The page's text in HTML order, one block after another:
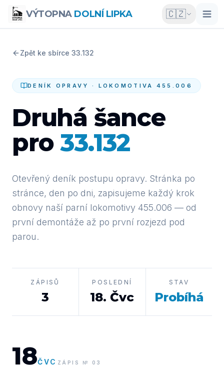
VÝTOPNADOLNÍ LIPKA 🇨🇿
Zpět ke sbírce 33.132
DENÍK OPRAVY · LOKOMOTIVA 455.006
Druhá šance
pro 33.132
Otevřený deník postupu opravy. Stránka po
stránce, den po dni, zapisujeme každý krok
obnovy naší parní lokomotivy 455.006 — od
první demontáže až po první rozjezd pod
parou.
ZÁPISŮ
3
POSLEDNÍ
18.Čvc
STAV
Probíhá
18ČVC ZÁPIS № 03